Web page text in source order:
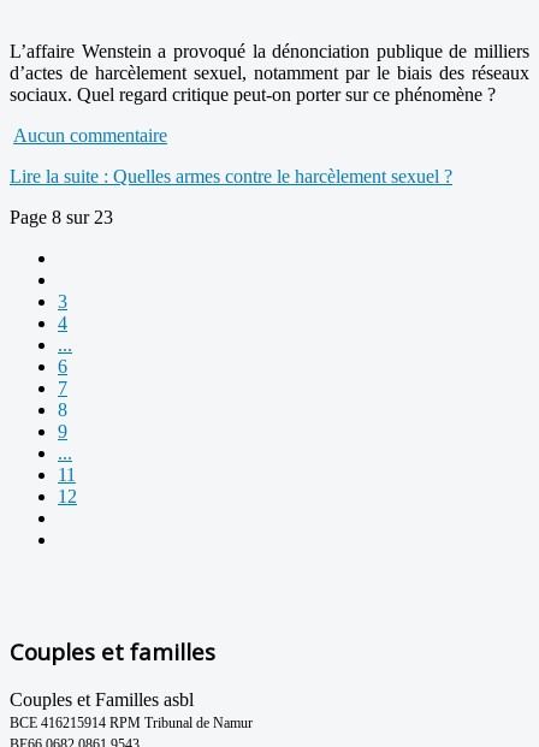
L’affaire Wenstein a provoqué la dénonciation publique de milliers
d’actes de harcèlement sexuel, notamment par le biais des réseaux
sociaux. Quel regard critique peut-on porter sur ce phénomène ?
Aucun commentaire
Lire la suite : Quelles armes contre le harcèlement sexuel ?
Page 8 sur 23
3
4
...
6
7
8
9
...
11
12
Couples et familles
Couples et Familles asbl
BCE 416215914 RPM Tribunal de Namur